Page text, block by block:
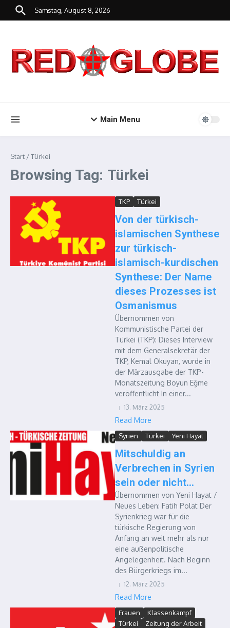
Zum Inhalt springen
Samstag, August 8, 2026
Main Menu
Start /Türkei
Browsing Tag: Türkei
TKP Türkei
Von der türkisch-
islamischen Synthese
zur türkisch-
islamisch-kurdischen
Synthese: Der Name
dieses Prozesses ist
Osmanismus
Übernommen von
Kommunistische Partei der
Türkei (TKP): Dieses Interview
mit dem Generalsekretär der
TKP, Kemal Okuyan, wurde in
der Märzausgabe der TKP-
Monatszeitung Boyun Eğme
veröffentlicht In einer...
13. März 2025
Read More
Syrien Türkei Yeni Hayat
Mitschuldig an
Verbrechen in Syrien
sein oder nicht…
Übernommen von Yeni Hayat /
Neues Leben: Fatih Polat Der
Syrienkrieg war für die
türkische Regierung von
Anfang an weit mehr als nur
eine außenpolitische
Angelegenheit. Nach Beginn
des Bürgerkriegs im...
12. März 2025
Read More
Frauen
Klassenkampf
Türkei
Zeitung der Arbeit